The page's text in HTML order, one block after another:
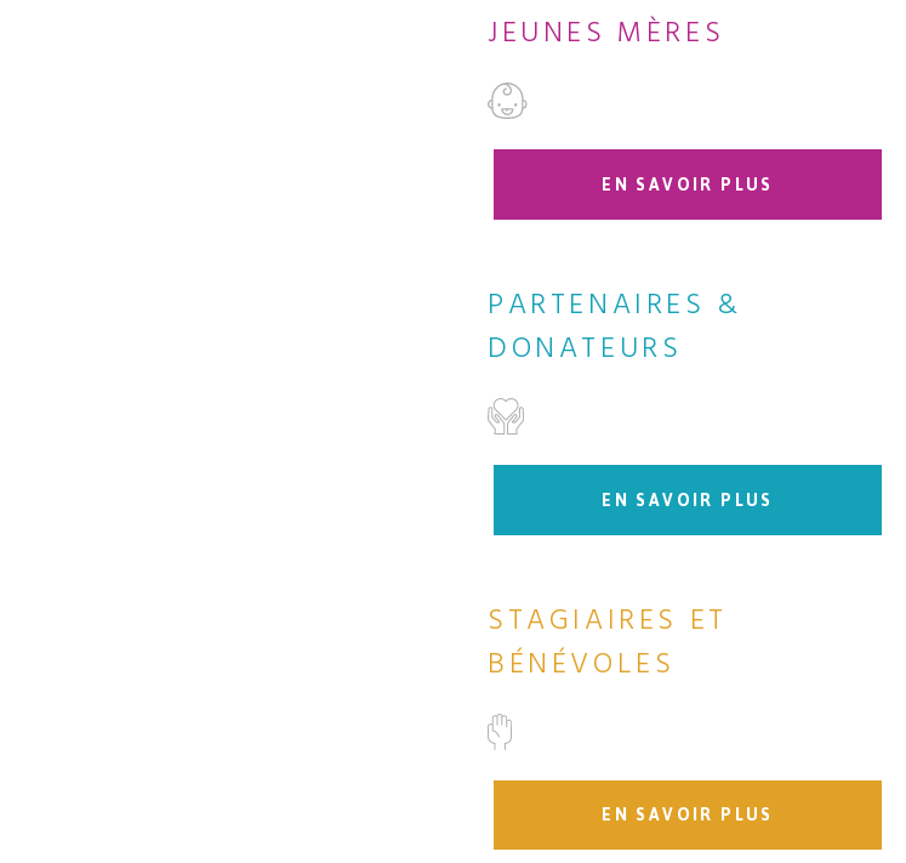
JEUNES MÈRES
EN SAVOIR PLUS
PARTENAIRES &
DONATEURS
EN SAVOIR PLUS
STAGIAIRES ET
BÉNÉVOLES
EN SAVOIR PLUS